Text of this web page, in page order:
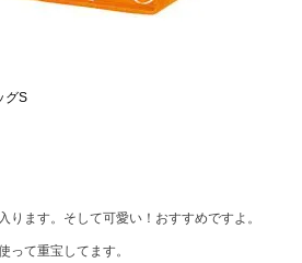
グS
ります。そして可愛い！おすすめですよ。
って重宝してます。